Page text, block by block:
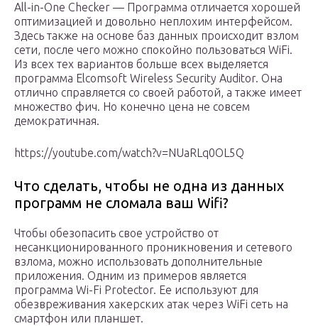
All-in-One Checker — Программа отличается хорошей
оптимизацией и довольно неплохим интерфейсом.
Здесь также на основе баз данных происходит взлом
сети, после чего можно спокойно пользоваться WiFi.
Из всех тех вариантов больше всех выделяется
программа Elcomsoft Wireless Security Auditor. Она
отлично справляется со своей работой, а также имеет
множество фич. Но конечно цена не совсем
демократичная.
https://youtube.com/watch?v=NUaRLq0OL5Q
Что сделать, чтобы не одна из данных
программ не сломала ваш Wifi?
Чтобы обезопасить свое устройство от
несанкционированного проникновения и сетевого
взлома, можно использовать дополнительные
приложения. Одним из примеров является
программа Wi-Fi Protector. Ее используют для
обезвреживания хакерских атак через WiFi сеть на
смартфон или планшет.